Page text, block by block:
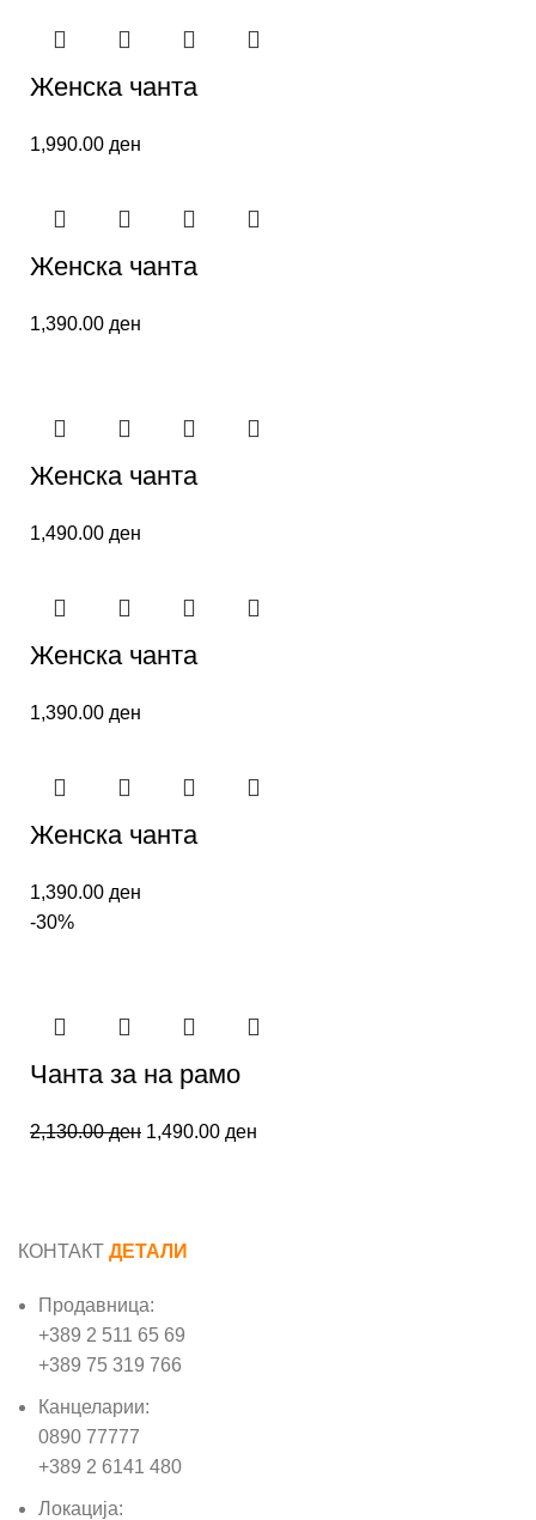
Женска чанта
1,990.00 ден
Женска чанта
1,390.00 ден
Женска чанта
1,490.00 ден
Женскa чанта
1,390.00 ден
Женска чанта
1,390.00 ден
-30%
Чанта за на рамо
2,130.00ден 1,490.00 ден
КОНТАКТ ДЕТАЛИ
Продавница:
+389 2 511 65 69
+389 75 319 766
Канцеларии:
0890 77777
+389 2 6141 480
Локација: